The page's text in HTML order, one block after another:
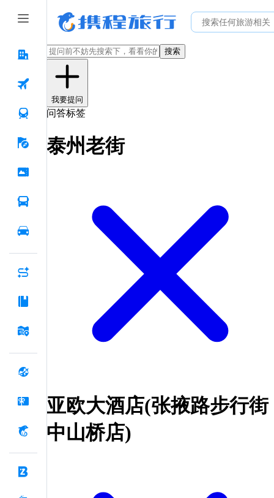
搜索
我要提问
问答标签
泰州老街
亚欧大酒店(张掖路步行街
中山桥店)